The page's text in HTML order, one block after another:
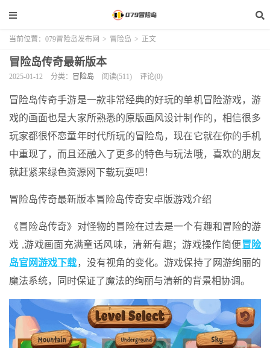
当前位置： 079冒险岛发布网 > 冒险岛 > 正文
冒险岛传奇最新版本
2025-01-12 分类： 冒险岛 阅读(511) 评论(0)
冒险岛传奇手游是一款非常经典的好玩的单机冒险游戏，游
戏的画面也是大家所熟悉的原版画风设计制作的，相信很多
玩家都很怀恋童年时代所玩的冒险岛，现在它就在你的手机
中重现了，而且还融入了更多的特色与玩法哦，喜欢的朋友
就赶紧来绿色资源网下载玩耍吧！
冒险岛传奇最新版本冒险岛传奇安卓版游戏介绍
《冒险岛传奇》对怪物的冒险在过去是一个有趣和冒险的游
戏 ,游戏画面充满童话风味，清新有趣；游戏操作简便冒险
岛官网游戏下载，没有视角的变化。游戏保持了网游绚丽的
魔法系统，同时保证了魔法的绚丽与清新的背景相协调。